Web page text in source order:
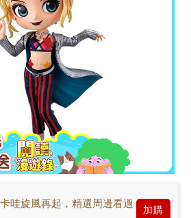
哇旋風再起，精選周邊看過
加購